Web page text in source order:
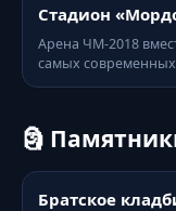
Стадион
Арена ЧМ-2018
самых
🗿
Братское